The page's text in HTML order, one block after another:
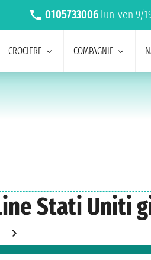
0105733006 lun-ven 9/
CROCIERE COMPAGNIE
Stati Uniti